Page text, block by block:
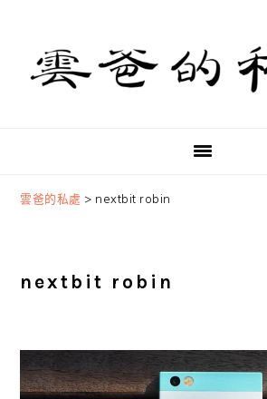
primary
navigation
content
primary
sidebar
雲爸的私處 > nextbit robin
nextbit robin